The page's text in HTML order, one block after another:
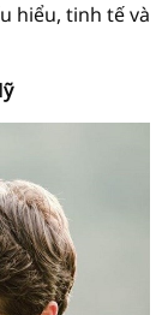
hiểu, tinh tế và